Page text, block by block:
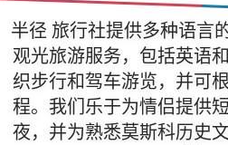
半径 旅行社提供多种语言
观光旅游服务，包括英语
织步行和驾车游览，并可
程。我们乐于为情侣提供
夜，并为熟悉莫斯科历史